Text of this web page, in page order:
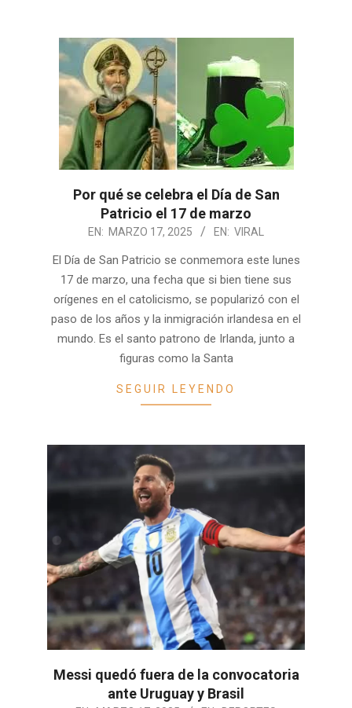
Por qué se celebra el Día de San
Patricio el 17 de marzo
EN: MARZO 17, 2025 EN: VIRAL
El Día de San Patricio se conmemora este lunes
17 de marzo, una fecha que si bien tiene sus
orígenes en el catolicismo, se popularizó con el
paso de los años y la inmigración irlandesa en el
mundo. Es el santo patrono de Irlanda, junto a
figuras como la Santa
SEGUIR LEYENDO
Messi quedó fuera de la convocatoria
ante Uruguay y Brasil